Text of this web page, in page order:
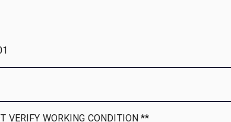
VERIFY WORKING CONDITION **